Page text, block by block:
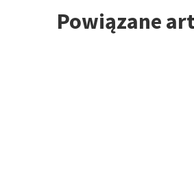
Powiązane